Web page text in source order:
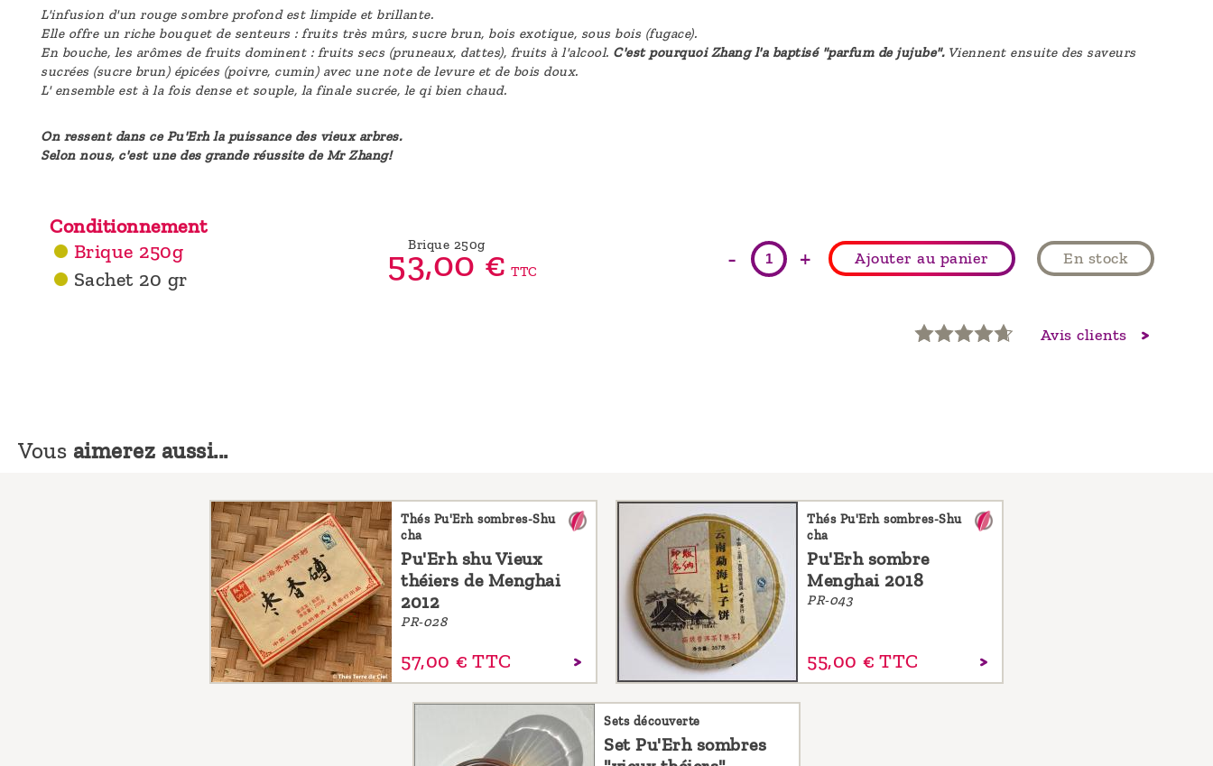
L'infusion d'un rouge sombre profond est limpide et brillante.
Elle offre un riche bouquet de senteurs : fruits très mûrs, sucre brun, bois exotique, sous bois (fugace).
En bouche, les arômes de fruits dominent : fruits secs (pruneaux, dattes), fruits à l'alcool. C'est pourquoi Zhang l'a baptisé "parfum de jujube".Viennent ensuite des saveurs
sucrées (sucre brun) épicées (poivre, cumin) avec une note de levure et de bois doux.
L' ensemble est à la fois dense et souple, la finale sucrée, le qi bien chaud.
On ressent dans ce Pu'Erh la puissance des vieux arbres.
Selon nous, c'est une des grande réussite de Mr Zhang!
Conditionnement
Brique 250g
Sachet 20 gr
Brique 250g
53,00€ TTC - + Ajouter au panier En stock
Avis clients
Vous aimerez aussi...
Thés Pu'Erh sombres-Shu
cha
Pu'Erh shu Vieux
théiers de Menghai
2012
PR-028
57,00 € TTC
Thés Pu'Erh sombres-Shu
cha
Pu'Erh sombre
Menghai 2018
PR-043
55,00 € TTC
Sets découverte
Set Pu'Erh sombres